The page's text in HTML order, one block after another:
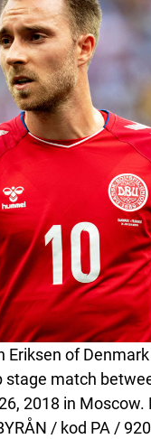
Eriksen of
stage match
2018 in Moscow.
/ kod PA /